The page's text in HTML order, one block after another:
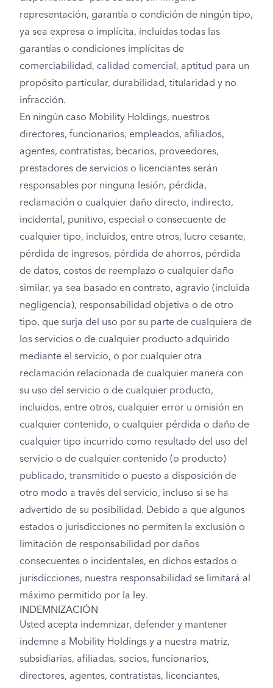
representación, garantía o condición de ningún tipo,
ya sea expresa o implícita, incluidas todas las
garantías o condiciones implícitas de
comerciabilidad, calidad comercial, aptitud para un
propósito particular, durabilidad, titularidad y no
infracción.
En ningún caso Mobility Holdings, nuestros
directores, funcionarios, empleados, afiliados,
agentes, contratistas, becarios, proveedores,
prestadores de servicios o licenciantes serán
responsables por ninguna lesión, pérdida,
reclamación o cualquier daño directo, indirecto,
incidental, punitivo, especial o consecuente de
cualquier tipo, incluidos, entre otros, lucro cesante,
pérdida de ingresos, pérdida de ahorros, pérdida
de datos, costos de reemplazo o cualquier daño
similar, ya sea basado en contrato, agravio (incluida
negligencia), responsabilidad objetiva o de otro
tipo, que surja del uso por su parte de cualquiera de
los servicios o de cualquier producto adquirido
mediante el servicio, o por cualquier otra
reclamación relacionada de cualquier manera con
su uso del servicio o de cualquier producto,
incluidos, entre otros, cualquier error u omisión en
cualquier contenido, o cualquier pérdida o daño de
cualquier tipo incurrido como resultado del uso del
servicio o de cualquier contenido (o producto)
publicado, transmitido o puesto a disposición de
otro modo a través del servicio, incluso si se ha
advertido de su posibilidad. Debido a que algunos
estados o jurisdicciones no permiten la exclusión o
limitación de responsabilidad por daños
consecuentes o incidentales, en dichos estados o
jurisdicciones, nuestra responsabilidad se limitará al
máximo permitido por la ley.
INDEMNIZACIÓN
Usted acepta indemnizar, defender y mantener
indemne a Mobility Holdings y a nuestra matriz,
subsidiarias, afiliadas, socios, funcionarios,
directores, agentes, contratistas, licenciantes,